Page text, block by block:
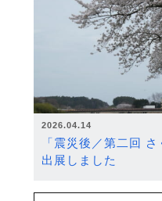
2026.04.14
「震災後／第二回
出展しました